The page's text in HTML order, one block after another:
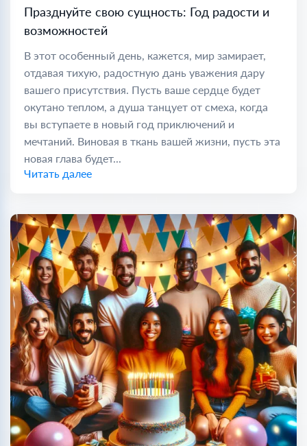
Празднуйте свою сущность: Год радости и
возможностей
В этот особенный день, кажется, мир замирает,
отдавая тихую, радостную дань уважения дару
вашего присутствия. Пусть ваше сердце будет
окутано теплом, а душа танцует от смеха, когда
вы вступаете в новый год приключений и
мечтаний. Виновая в ткань вашей жизни, пусть эта
новая глава будет...
Читать далее